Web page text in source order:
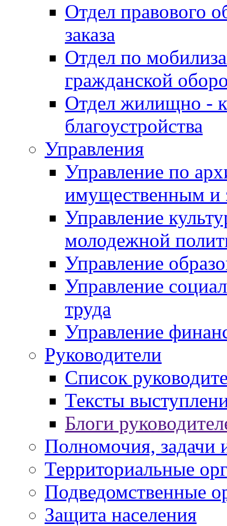
Отдел правового
заказа
Отдел по
гражданской
Отдел жилищно -
благоустройства
Управления
Управление по
имущественным и
Управление
молодежной
Управление
Управление
труда
Управление
Руководители
Список
Тексты
Блоги
Полномочия, задачи
Территориальные
Подведомственные
Защита населения